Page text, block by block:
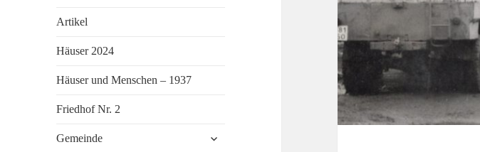
Artikel
Häuser 2024
Häuser und Menschen – 1937
Friedhof Nr. 2
Gemeinde
öffnen